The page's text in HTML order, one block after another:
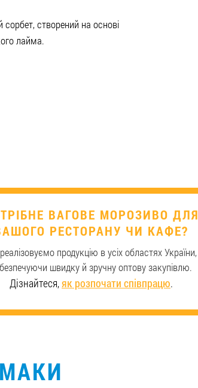
створений на основі
лайма.
ВАГОВЕ МОРОЗИВО ДЛЯ
РЕСТОРАНУ ЧИ КАФЕ?
продукцію в усіх областях України,
швидку й зручну оптову закупівлю.
Дізнайтеся,як розпочати співпрацю.